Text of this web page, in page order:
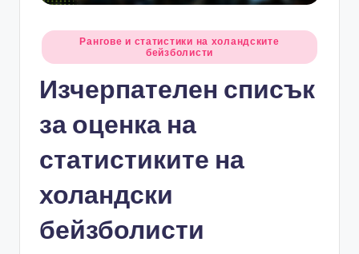
Posted
in
Рангове и статистики на холандските
бейзболисти
Изчерпателен списък
за оценка на
статистиките на
холандски
бейзболисти